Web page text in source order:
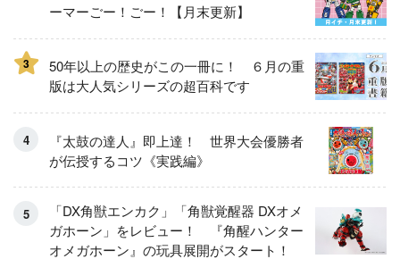
ーマーごー！ごー！【月末更新】
3
50年以上の歴史がこの一冊に！ ６月の重
版は大人気シリーズの超百科です
『太鼓の達人』即上達！ 世界大会優勝者
が伝授するコツ《実践編》
「DX角獣エンカク」「角獣覚醒器 DXオメ
ガホーン」をレビュー！ 『角醒ハンター
オメガホーン』の玩具展開がスタート！